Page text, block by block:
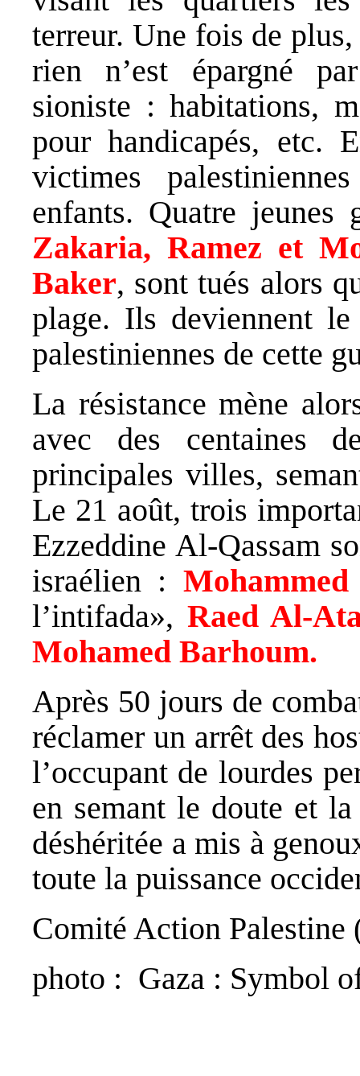
terreur. Une fois de
rien n’est épargné
sioniste : habitations,
pour handicapés, etc.
victimes
enfants. Quatre
Zakaria, Ramez et
Baker, sont tués alors
plage. Ils deviennent
palestiniennes de cette
La résistance mène
avec des centaines
principales villes,
Le 21 août, trois
Ezzeddine Al-Qassam
israélien :
l’intifada», Raed Al-
Mohamed Barhoum.
Après 50 jours de
réclamer un arrêt des
l’occupant de lourdes
en semant le doute et
déshéritée a mis à
toute la puissance
Comité Action
photo : Gaza : Symbol